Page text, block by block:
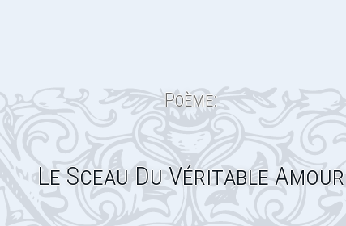
Poème:
Le Sceau Du Véritable Amour